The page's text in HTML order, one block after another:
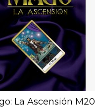
La Ascensión M20